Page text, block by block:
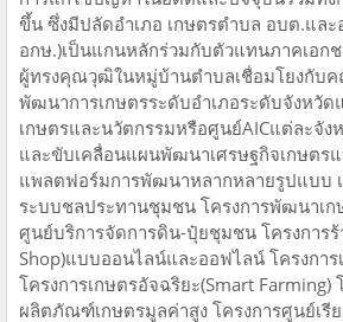
ขึ้น ซึ่งมีปลัดอำเภอ เกษตรตำบล อบต.และ
อกษ.)เป็นแกนหลักร่วมกับตัวแทนภาคเอก
ผู้ทรงคุณวุฒิในหมู่บ้านตำบลเชื่อมโยงกับ
พัฒนาการเกษตรระดับอำเภอระดับจังหวัด
เกษตรและนวัตกรรมหรือศูนย์AICแต่ละจั
และขับเคลื่อนแผนพัฒนาเศรษฐกิจเกษตร
แพลตฟอร์มการพัฒนาหลากหลายรูปแบบ
ระบบชลประทานชุมชน โครงการพัฒนาเก
ศูนย์บริการจัดการดิน-ปุ๋ยชุมชน โครงการร้
Shop)แบบออนไลน์และออฟไลน์ โครงกา
โครงการเกษตรอัจฉริยะ(Smart Farming)
ผลิตภัณฑ์เกษตรมูลค่าสูง โครงการศูนย์เรี